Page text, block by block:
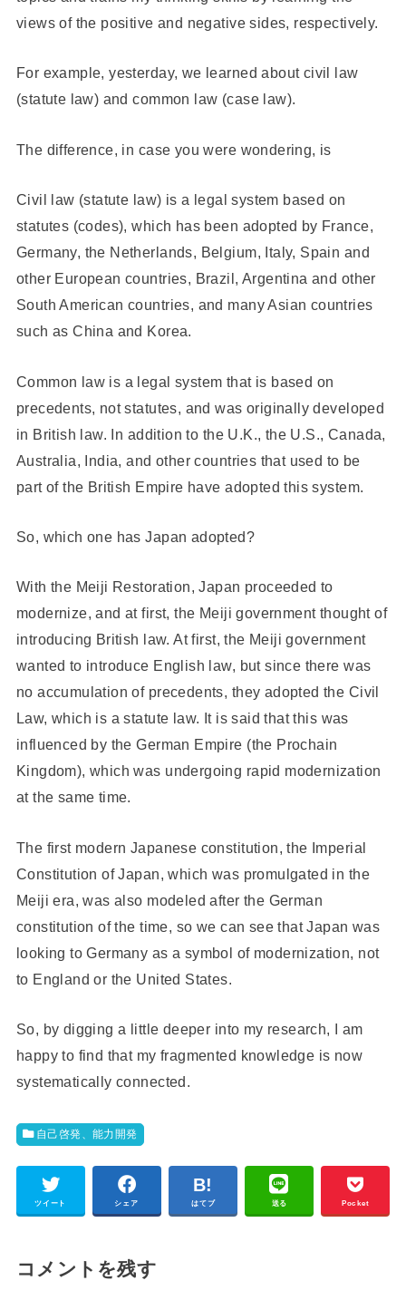
views of the positive and negative sides, respectively.
For example, yesterday, we learned about civil law
(statute law) and common law (case law).
The difference, in case you were wondering, is
Civil law (statute law) is a legal system based on
statutes (codes), which has been adopted by France,
Germany, the Netherlands, Belgium, Italy, Spain and
other European countries, Brazil, Argentina and other
South American countries, and many Asian countries
such as China and Korea.
Common law is a legal system that is based on
precedents, not statutes, and was originally developed
in British law. In addition to the U.K., the U.S., Canada,
Australia, India, and other countries that used to be
part of the British Empire have adopted this system.
So, which one has Japan adopted?
With the Meiji Restoration, Japan proceeded to
modernize, and at first, the Meiji government thought of
introducing British law. At first, the Meiji government
wanted to introduce English law, but since there was
no accumulation of precedents, they adopted the Civil
Law, which is a statute law. It is said that this was
influenced by the German Empire (the Prochain
Kingdom), which was undergoing rapid modernization
at the same time.
The first modern Japanese constitution, the Imperial
Constitution of Japan, which was promulgated in the
Meiji era, was also modeled after the German
constitution of the time, so we can see that Japan was
looking to Germany as a symbol of modernization, not
to England or the United States.
So, by digging a little deeper into my research, I am
happy to find that my fragmented knowledge is now
systematically connected.
自己啓発、能力開発
ツイート シェア はてブ 送る Pocket
コメントを残す